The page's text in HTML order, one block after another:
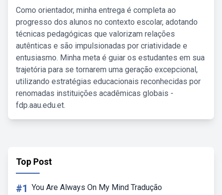
Como orientador, minha entrega é completa ao
progresso dos alunos no contexto escolar, adotando
técnicas pedagógicas que valorizam relações
autênticas e são impulsionadas por criatividade e
entusiasmo. Minha meta é guiar os estudantes em sua
trajetória para se tornarem uma geração excepcional,
utilizando estratégias educacionais reconhecidas por
renomadas instituições acadêmicas globais -
fdp.aau.edu.et.
Top Post
#1 You Are Always On My Mind Tradução